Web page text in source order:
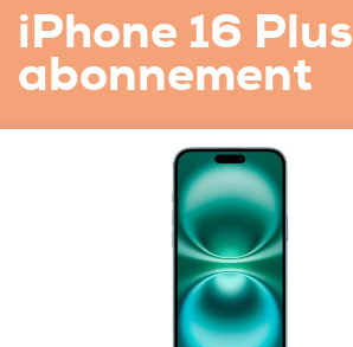
iPhone 16 Plus
abonnement